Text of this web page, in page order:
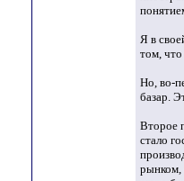
Я в
том,
Но, во-
базар.
Второе
стало
рынком,